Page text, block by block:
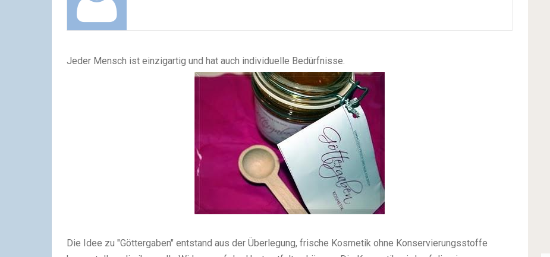
Jeder Mensch ist einzigartig und hat auch individuelle Bedürfnisse.
Die Idee zu "Göttergaben" entstand aus der Überlegung, frische Kosmetik ohne Konservierungsstoffe